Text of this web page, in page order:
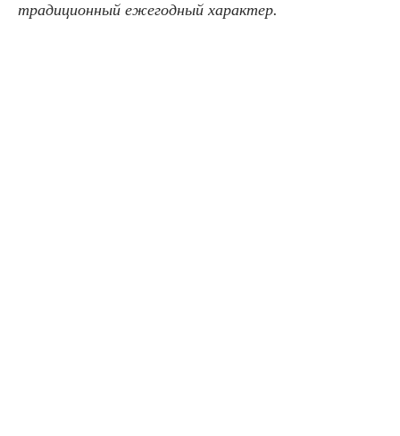
традиционный ежегодный характер.